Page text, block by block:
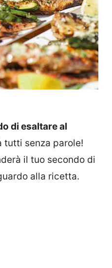
di esaltare al
tutti senza parole!
il tuo secondo di
alla ricetta.